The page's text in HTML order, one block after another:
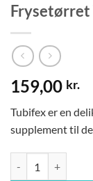
Frysetørret
159,00 kr.
Tubifex er en
supplement til